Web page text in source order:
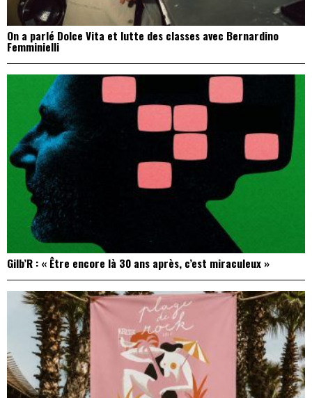
On a parlé Dolce Vita et lutte des classes avec Bernardino
Femminielli
Gilb’R : « Être encore là 30 ans après, c’est miraculeux »